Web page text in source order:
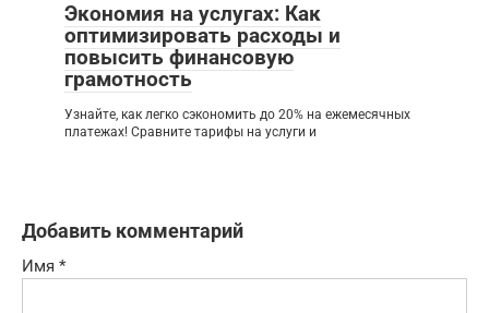
Экономия на услугах: Как
оптимизировать расходы и
повысить финансовую
грамотность
Узнайте, как легко сэкономить до 20% на ежемесячных
платежах! Сравните тарифы на услуги и
Добавить комментарий
Имя *